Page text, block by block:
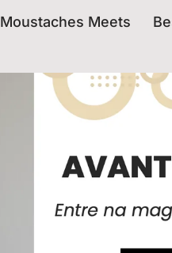
Moustaches Meets